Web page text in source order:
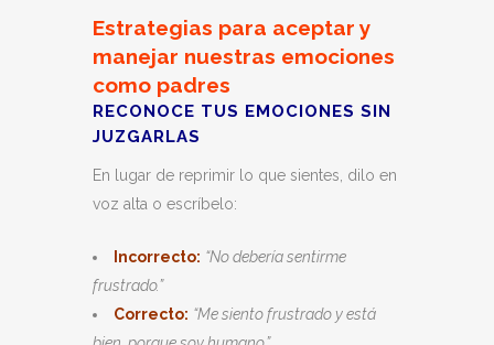
Estrategias para aceptar y
manejar nuestras emociones
como padres
RECONOCE TUS EMOCIONES SIN
JUZGARLAS
En lugar de reprimir lo que sientes, dilo en
voz alta o escríbelo:
Incorrecto: “No debería sentirme
frustrado.”
Correcto: “Me siento frustrado y está